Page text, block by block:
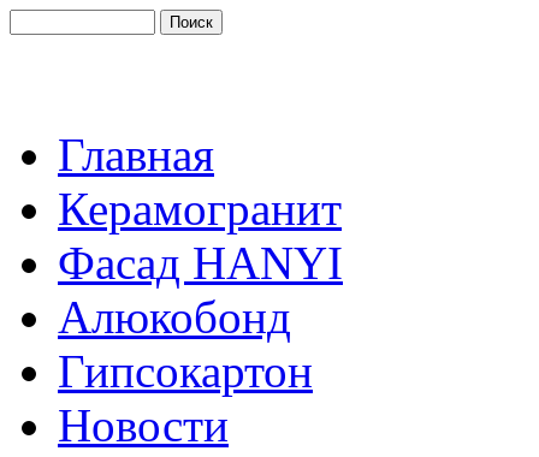
Главная
Керамогранит
Фасад HANYI
Алюкобонд
Гипсокартон
Новости